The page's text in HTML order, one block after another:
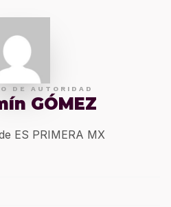
DE AUTORIDAD
GÓMEZ
ES PRIMERA MX